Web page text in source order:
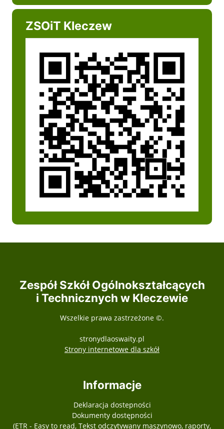
ZSOiT Kleczew
Zespół Szkół Ogólnokształcących
i Technicznych w Kleczewie
Wszelkie prawa zastrzeżone ©.
stronydlaoswaity.pl
Strony internetowe dla szkółotwiera się w
Informacje
Deklaracja dostepności
Dokumenty dostępności
(ETR - Easy to read, Tekst odczytywany maszynowo, raporty,